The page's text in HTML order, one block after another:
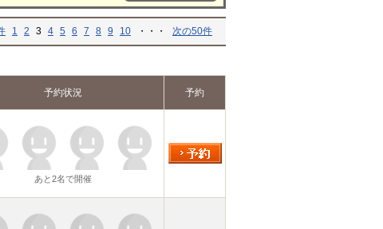
1 2 3 4 5 6 7 8 9 10 ・・・ 次の50件
予約状況 予約
あと2名で開催